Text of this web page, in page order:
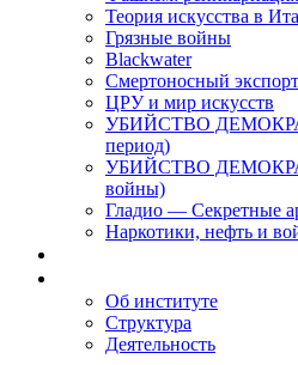
Теория искусства в
Грязные войны
Blackwater
Смертоносный
ЦРУ и мир искусств
УБИЙСТВО
период)
УБИЙСТВО
войны)
Гладио — Секретные
Наркотики, нефть и
Об институте
Структура
Деятельность